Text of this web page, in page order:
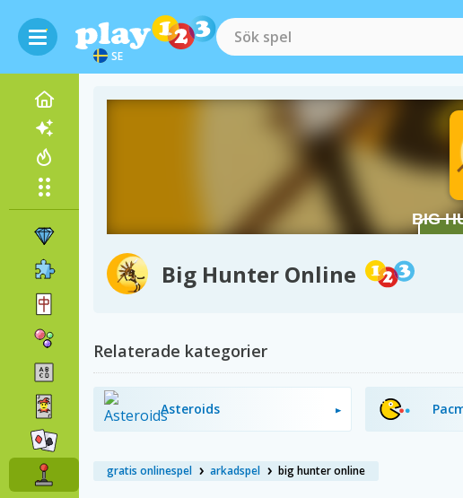
SE
Big Hunter Online
Relaterade kategorier
Asteroids
gratis onlinespel arkadspel big hunter online